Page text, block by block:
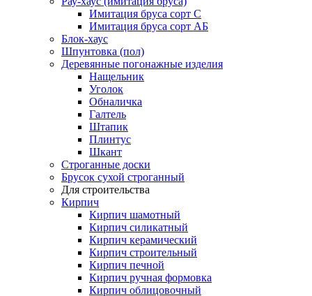
Имитация бруса сорт С
Имитация бруса сорт АБ
Блок-хаус
Шпунтовка (пол)
Деревянные погонажные изделия
Нащельник
Уголок
Обналичка
Галтель
Штапик
Плинтус
Шкант
Строганные доски
Брусок сухой строганный
Для строительства
Кирпич
Кирпич шамотный
Кирпич силикатный
Кирпич керамический
Кирпич строительный
Кирпич печной
Кирпич ручная формовка
Кирпич облицовочный